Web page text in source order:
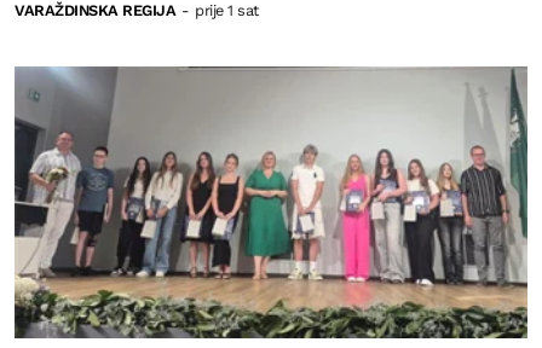
VARAŽDINSKA REGIJA - prije 1 sat